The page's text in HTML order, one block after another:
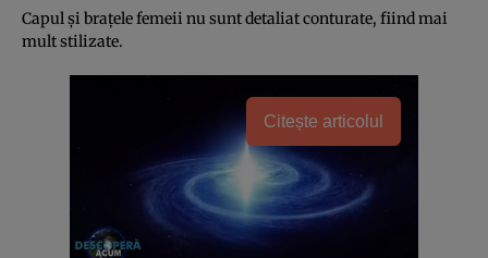
Capul şi braţele femeii nu sunt detaliat conturate, fiind mai
mult stilizate.
Citește articolul